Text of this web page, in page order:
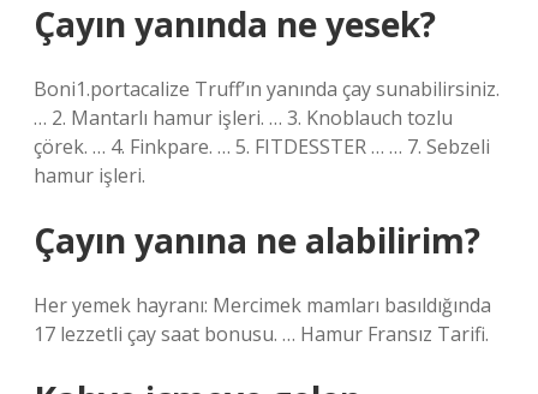
Çayın yanında ne yesek?
Boni1.portacalize Truff’ın yanında çay sunabilirsiniz.
… 2. Mantarlı hamur işleri. … 3. Knoblauch tozlu
çörek. … 4. Finkpare. … 5. FITDESSTER … … 7. Sebzeli
hamur işleri.
Çayın yanına ne alabilirim?
Her yemek hayranı: Mercimek mamları basıldığında
17 lezzetli çay saat bonusu. … Hamur Fransız Tarifi.